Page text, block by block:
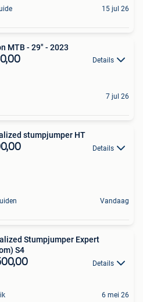
15 jul 26
MTB - 29" - 2023
Details
7 jul 26
stumpjumper HT
Details
Vandaag
Stumpjumper Expert
S4
Details
6 mei 26